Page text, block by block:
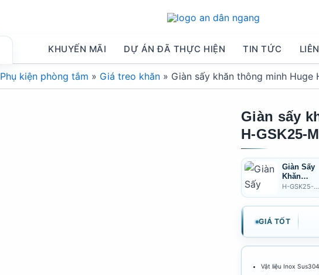
KHUYẾN MÃI DỰ ÁN ĐÃ THỰC HIỆN TIN TỨC
Phụ kiện phòng tắm » Giá treo khăn » Giàn sấy khăn thông minh Huge
Giàn sấy
H-GSK25-
Giàn Sấy
Khăn
Thông
Minh
H-GSK25-
H-GSK25-M1
GIÁ TỐT
Vật liệu Inox